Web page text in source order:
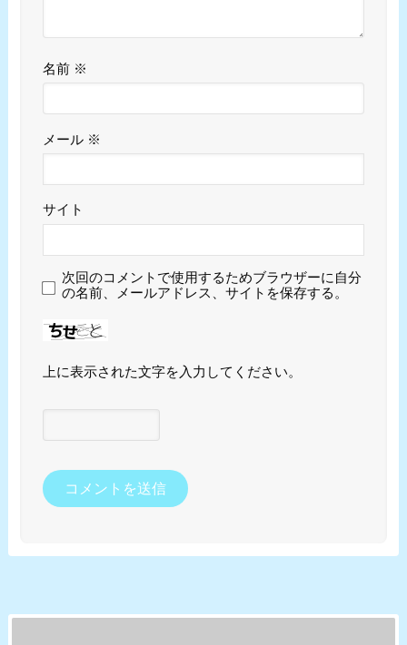
名前 ※
メール ※
サイト
次回のコメントで使用するためブラウザーに自分
の名前、メールアドレス、サイトを保存する。
上に表示された文字を入力してください。